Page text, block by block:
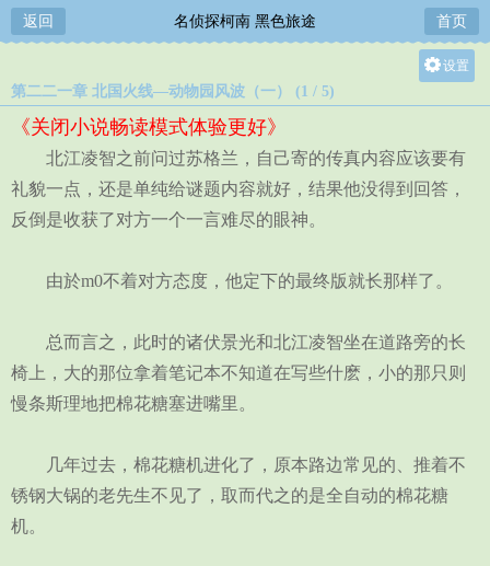
返回 名侦探柯南 黑色旅途 首页
设置
中
小
第二二一章 北国火线—动物园风波（一） (1 / 5)
《关闭小说畅读模式体验更好》
北江凌智之前问过苏格兰，自己寄的传真内容应该要有
礼貌一点，还是单纯给谜题内容就好，结果他没得到回答，
反倒是收获了对方一个一言难尽的眼神。
由於m0不着对方态度，他定下的最终版就长那样了。
总而言之，此时的诸伏景光和北江凌智坐在道路旁的长
椅上，大的那位拿着笔记本不知道在写些什麽，小的那只则
慢条斯理地把棉花糖塞进嘴里。
几年过去，棉花糖机进化了，原本路边常见的、推着不
锈钢大锅的老先生不见了，取而代之的是全自动的棉花糖
机。